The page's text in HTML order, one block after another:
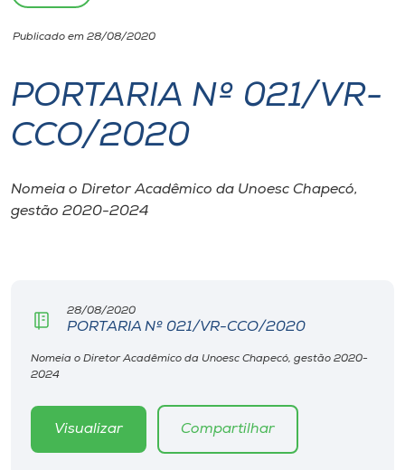
Unoesc
Internacionalização
I.nova
Diplomados
CPA
Biblioteca
Editora
Publicado em 28/08/2020
PORTARIA Nº 021/VR-
CCO/2020
Nomeia o Diretor Acadêmico da Unoesc Chapecó,
gestão 2020-2024
28/08/2020
PORTARIA Nº 021/VR-CCO/2020
Nomeia o Diretor Acadêmico da Unoesc Chapecó, gestão 2020-
2024
Visualizar Compartilhar